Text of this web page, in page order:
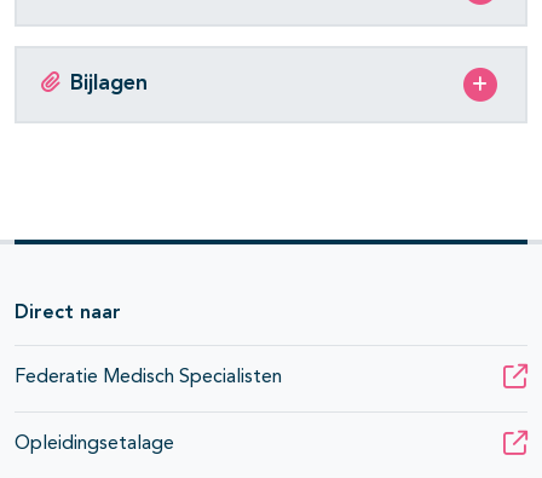
Bijlagen
Direct naar
Federatie Medisch Specialisten
Opleidingsetalage